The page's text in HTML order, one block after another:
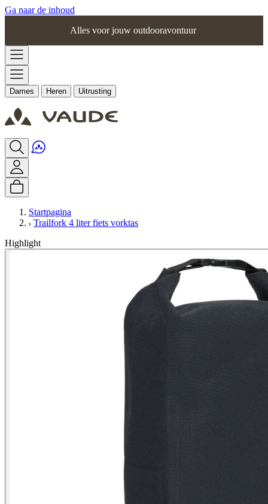
Ga naar de inhoud
Alles voor jouw outdooravontuur
Dames Heren Uitrusting
Startpagina
Trailfork 4 liter fiets vorktas
Highlight